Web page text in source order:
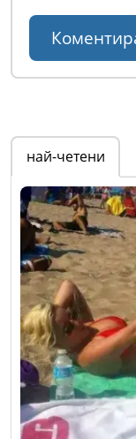
най-четени